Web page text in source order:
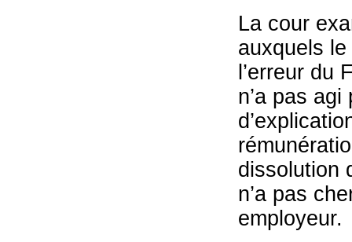
La cour
auxquels
l’erreur du
n’a pas
dissolution
n’a pas
employeur.